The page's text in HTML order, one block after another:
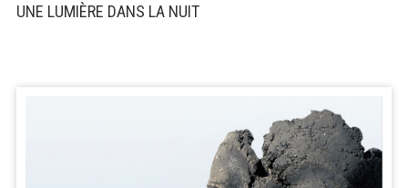
UNE LUMIÈRE DANS LA NUIT